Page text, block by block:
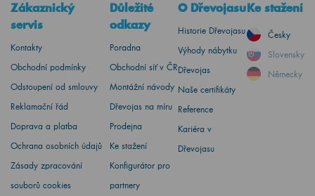
Zákaznický
servis
Kontakty
Obchodní podmínky
Odstoupení od smlouvy
Reklamační řád
Doprava a platba
Ochrana osobních údajů
Zásady zpracování
souborů cookies
Důležité
odkazy
Poradna
Obchodní síť v ČR
Montážní návody
Dřevojas na míru
Prodejna
Ke stažení
Konfigurátor pro
partnery
O Dřevojasu
Historie Dřevojasu
Výhody nábytku
Dřevojas
Naše certifikáty
Reference
Kariéra v
Dřevojasu
Ke stažení
Česky
Slovensky
Německy